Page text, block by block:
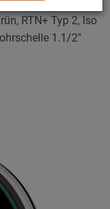
RTN+ Typ 2, Iso
1.1/2"